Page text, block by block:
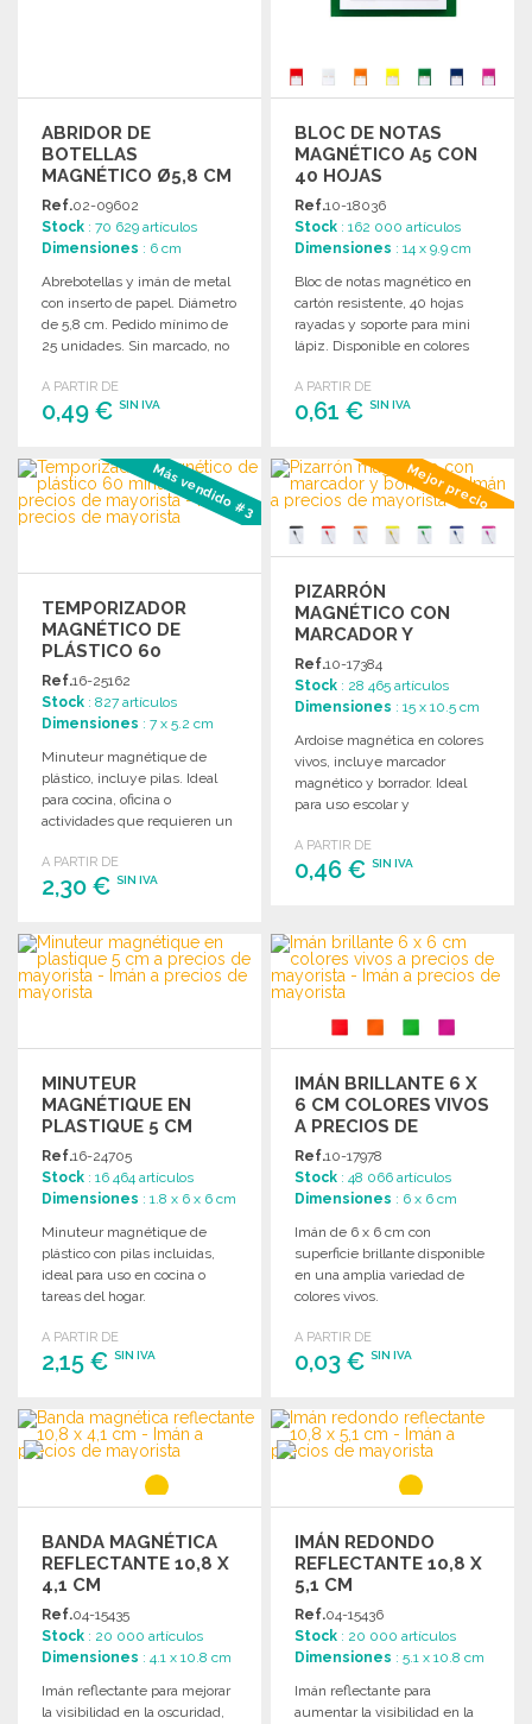
ABRIDOR DE
BOTELLAS
MAGNÉTICO Ø5,8 CM
A PRECIOS DE
MAYORISTA
Ref.02-09602
Stock : 70 629 artículos
Dimensiones : 6 cm
Abrebotellas y imán de metal
con inserto de papel. Diámetro
de 5,8 cm. Pedido mínimo de
25 unidades. Sin marcado, no
A PARTIR DE
0,49 € SIN IVA
PEDIR
Solicitar un presupuesto
BLOC DE NOTAS
MAGNÉTICO A5 CON
40 HOJAS
Ref.10-18036
Stock : 162 000 artículos
Dimensiones : 14 x 9.9 cm
Bloc de notas magnético en
cartón resistente, 40 hojas
rayadas y soporte para mini
lápiz. Disponible en colores
A PARTIR DE
0,61 €SIN IVA
PEDIR
Solicitar un presupuesto
Más vendido #3
TEMPORIZADOR
MAGNÉTICO DE
PLÁSTICO 60
MINUTOS
Ref.16-25162
Stock : 827 artículos
Dimensiones : 7 x 5.2 cm
Minuteur magnétique de
plástico, incluye pilas. Ideal
para cocina, oficina o
actividades que requieren un
A PARTIR DE
2,30 € SIN IVA
PEDIR
Solicitar un presupuesto
Mejor precio
PIZARRÓN
MAGNÉTICO CON
MARCADOR Y
BORRADOR A
PRECIOS DE
MAYORISTA
Ref.10-17384
Stock : 28 465 artículos
Dimensiones : 15 x 10.5 cm
Ardoise magnética en colores
vivos, incluye marcador
magnético y borrador. Ideal
para uso escolar y
A PARTIR DE
0,46 €SIN IVA
Solicitar un presupuesto
MINUTEUR
MAGNÉTIQUE EN
PLASTIQUE 5 CM
Ref.16-24705
Stock : 16 464 artículos
Dimensiones : 1.8 x 6 x 6 cm
Minuteur magnétique de
plástico con pilas incluidas,
ideal para uso en cocina o
tareas del hogar.
A PARTIR DE
2,15 € SIN IVA
PEDIR
Solicitar un presupuesto
IMÁN BRILLANTE 6 X
6 CM COLORES VIVOS
A PRECIOS DE
MAYORISTA
Ref.10-17978
Stock : 48 066 artículos
Dimensiones : 6 x 6 cm
Imán de 6 x 6 cm con
superficie brillante disponible
en una amplia variedad de
colores vivos.
A PARTIR DE
0,03 €SIN IVA
PEDIR
Solicitar un presupuesto
BANDA MAGNÉTICA
REFLECTANTE 10,8 X
4,1 CM
Ref.04-15435
Stock : 20 000 artículos
Dimensiones : 4.1 x 10.8 cm
Imán reflectante para mejorar
la visibilidad en la oscuridad,
IMÁN REDONDO
REFLECTANTE 10,8 X
5,1 CM
Ref.04-15436
Stock : 20 000 artículos
Dimensiones : 5.1 x 10.8 cm
Imán reflectante para
aumentar la visibilidad en la